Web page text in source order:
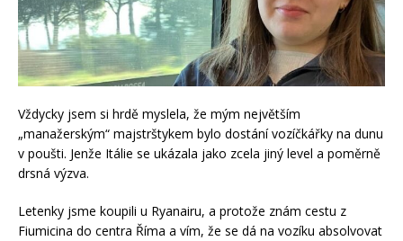
Vždycky jsem si hrdě myslela, že mým největším
„manažerským“ majstrštykem bylo dostání vozíčkářky na dunu
v poušti. Jenže Itálie se ukázala jako zcela jiný level a poměrně
drsná výzva.
Letenky jsme koupili u Ryanairu, a protože znám cestu z
Fiumicina do centra Říma a vím, že se dá na vozíku absolvovat